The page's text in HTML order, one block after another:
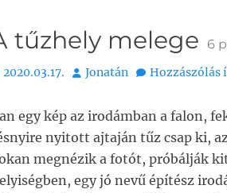
tűzhely melege 6
2020.03.17. Szerző
Jonatán Hozzászólás
egy kép az irodámban a falon,
nyitott ajtaján tűz csap ki,
megnézik a fotót, próbálják
egy jó nevű építész